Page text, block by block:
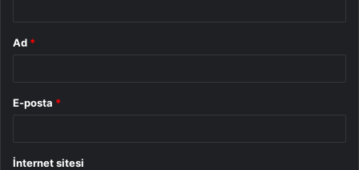
Ad *
E-posta *
İnternet sitesi